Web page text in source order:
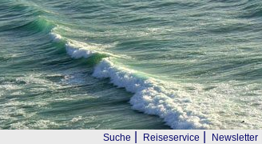
Suche Reiseservice Newsletter|